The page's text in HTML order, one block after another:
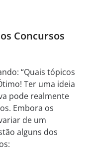
Concursos
“Quais tópicos
Ter uma ideia
pode realmente
Embora os
de um
alguns dos